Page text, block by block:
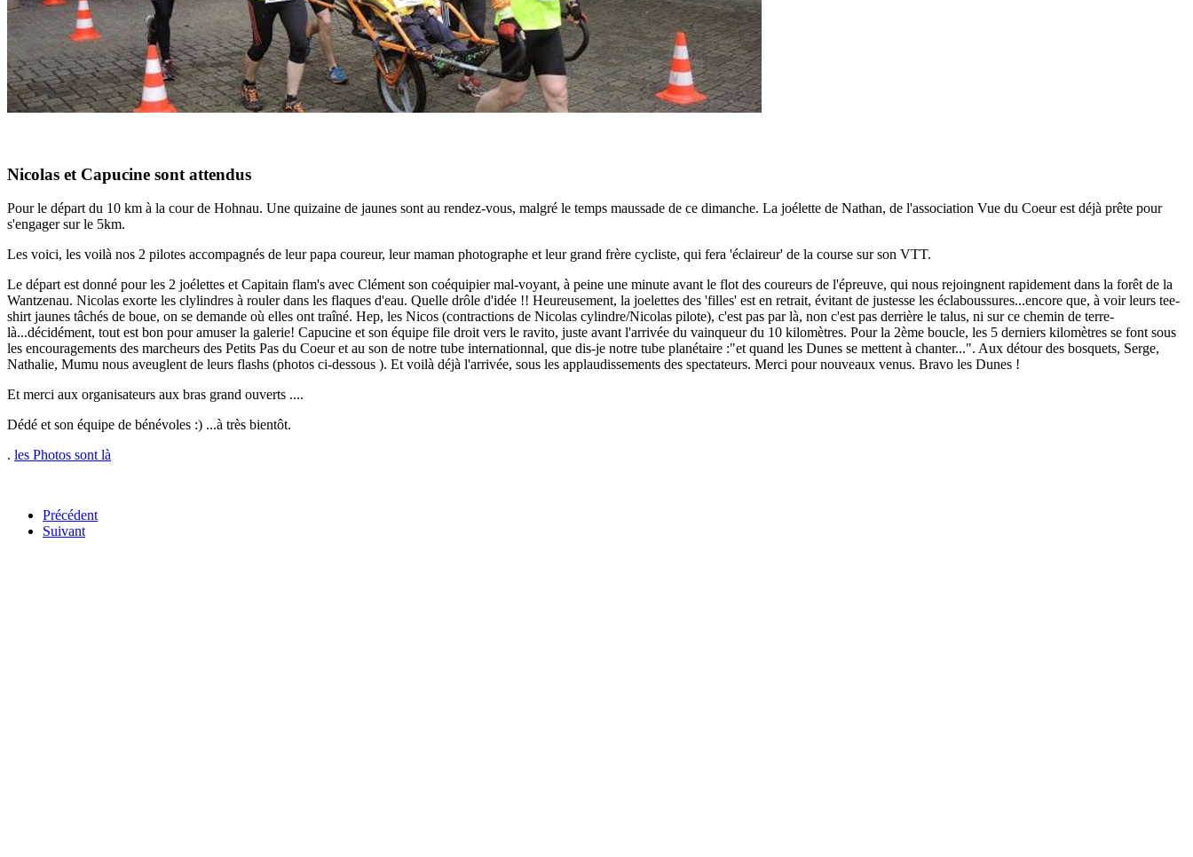
Nicolas et Capucine sont attendus
Pour le départ du 10 km à la cour de Hohnau. Une quizaine de jaunes sont au rendez-vous, malgré le temps maussade de ce dimanche. La joélette de Nathan, de l'association Vue du Coeur est déjà prête pour
s'engager sur le 5km.
Les voici, les voilà nos 2 pilotes accompagnés de leur papa coureur, leur maman photographe et leur grand frère cycliste, qui fera 'éclaireur' de la course sur son VTT.
Le départ est donné pour les 2 joélettes et Capitain flam's avec Clément son coéquipier mal-voyant, à peine une minute avant le flot des coureurs de l'épreuve, qui nous rejoingnent rapidement dans la forêt de la
Wantzenau. Nicolas exorte les clylindres à rouler dans les flaques d'eau. Quelle drôle d'idée !! Heureusement, la joelettes des 'filles' est en retrait, évitant de justesse les éclaboussures...encore que, à voir leurs tee-
shirt jaunes tâchés de boue, on se demande où elles ont traîné. Hep, les Nicos (contractions de Nicolas cylindre/Nicolas pilote), c'est pas par là, non c'est pas derrière le talus, ni sur ce chemin de terre-
là...décidément, tout est bon pour amuser la galerie! Capucine et son équipe file droit vers le ravito, juste avant l'arrivée du vainqueur du 10 kilomètres. Pour la 2ème boucle, les 5 derniers kilomètres se font sous
les encouragements des marcheurs des Petits Pas du Coeur et au son de notre tube internationnal, que dis-je notre tube planétaire :"et quand les Dunes se mettent à chanter...". Aux détour des bosquets, Serge,
Nathalie, Mumu nous aveuglent de leurs flashs (photos ci-dessous ). Et voilà déjà l'arrivée, sous les applaudissements des spectateurs. Merci pour nouveaux venus. Bravo les Dunes !
Et merci aux organisateurs aux bras grand ouverts ....
Dédé et son équipe de bénévoles :) ...à très bientôt.
. les Photos sont là
Précédent
Suivant